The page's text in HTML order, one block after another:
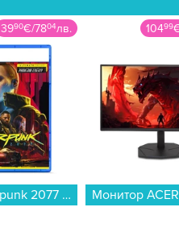
3990€/7804лв.
Игра Cyberpunk 2077 Ultimate Edition (PS5)...
10499